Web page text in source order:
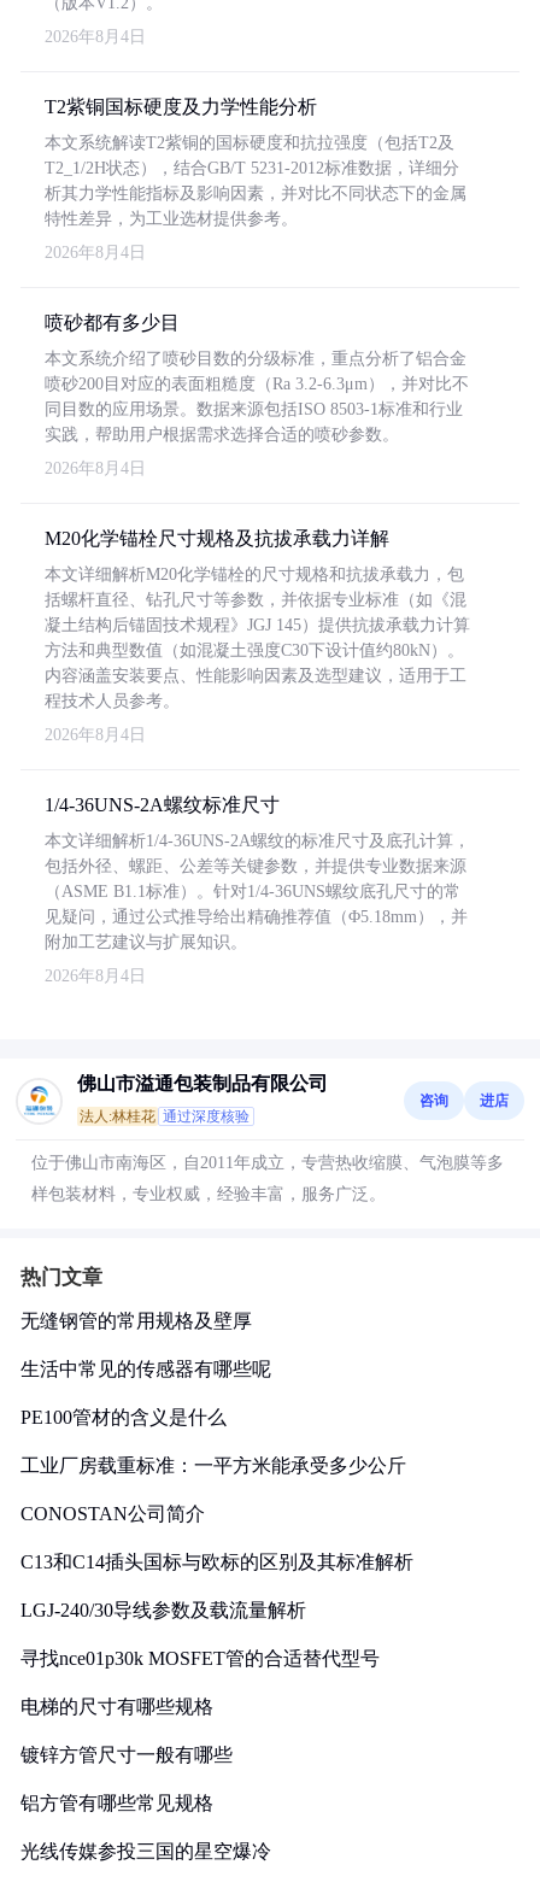
2026年8月4日
T2紫铜国标硬度及力学性能分析
本文系统解读T2紫铜的国标硬度和抗拉强度（包括T2及
T2_1/2H状态），结合GB/T 5231-2012标准数据，详细分
析其力学性能指标及影响因素，并对比不同状态下的金属
特性差异，为工业选材提供参考。
2026年8月4日
喷砂都有多少目
本文系统介绍了喷砂目数的分级标准，重点分析了铝合金
喷砂200目对应的表面粗糙度（Ra 3.2-6.3μm），并对比不
同目数的应用场景。数据来源包括ISO 8503-1标准和行业
实践，帮助用户根据需求选择合适的喷砂参数。
2026年8月4日
M20化学锚栓尺寸规格及抗拔承载力详解
本文详细解析M20化学锚栓的尺寸规格和抗拔承载力，包
括螺杆直径、钻孔尺寸等参数，并依据专业标准（如《混
凝土结构后锚固技术规程》JGJ 145）提供抗拔承载力计算
方法和典型数值（如混凝土强度C30下设计值约80kN）。
内容涵盖安装要点、性能影响因素及选型建议，适用于工
程技术人员参考。
2026年8月4日
1/4-36UNS-2A螺纹标准尺寸
本文详细解析1/4-36UNS-2A螺纹的标准尺寸及底孔计算，
包括外径、螺距、公差等关键参数，并提供专业数据来源
（ASME B1.1标准）。针对1/4-36UNS螺纹底孔尺寸的常
见疑问，通过公式推导给出精确推荐值（Φ5.18mm），并
附加工艺建议与扩展知识。
2026年8月4日
佛山市溢通包装制品有限公司
法人:林桂花 通过深度核验
咨询 进店
位于佛山市南海区，自2011年成立，专营热收缩膜、气泡膜等多
样包装材料，专业权威，经验丰富，服务广泛。
热门文章
无缝钢管的常用规格及壁厚
生活中常见的传感器有哪些呢
PE100管材的含义是什么
工业厂房载重标准：一平方米能承受多少公斤
CONOSTAN公司简介
C13和C14插头国标与欧标的区别及其标准解析
LGJ-240/30导线参数及载流量解析
寻找nce01p30k MOSFET管的合适替代型号
电梯的尺寸有哪些规格
镀锌方管尺寸一般有哪些
铝方管有哪些常见规格
光线传媒参投三国的星空爆冷